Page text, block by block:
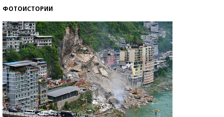
ФОТОИСТОРИИ